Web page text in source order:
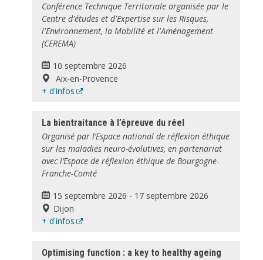
Conférence Technique Territoriale organisée par le
Centre d'études et d'Expertise sur les Risques,
l'Environnement, la Mobilité et l'Aménagement
(CEREMA)
10 septembre 2026
Aix-en-Provence
+ d'infos
La bientraitance à l’épreuve du réel
Organisé par l’Espace national de réflexion éthique
sur les maladies neuro-évolutives, en partenariat
avec l’Espace de réflexion éthique de Bourgogne-
Franche-Comté
15 septembre 2026 - 17 septembre 2026
Dijon
+ d'infos
Optimising function : a key to healthy ageing